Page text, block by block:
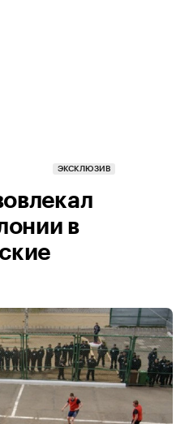
ЭКСКЛЮЗИВ
в